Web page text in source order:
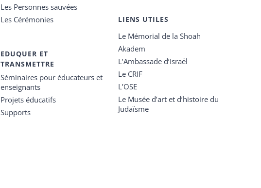
Les Personnes sauvées
Les Cérémonies
EDUQUER ET
TRANSMETTRE
Séminaires pour éducateurs et
enseignants
Projets éducatifs
Supports
LIENS UTILES
Le Mémorial de la Shoah
Akadem
L’Ambassade d’Israël
Le CRIF
L’OSE
Le Musée d’art et d’histoire du
Judaïsme